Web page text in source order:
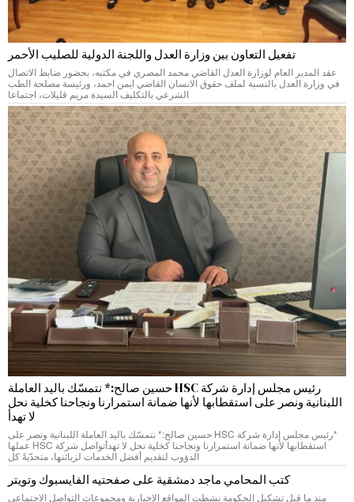
تفعيل التعاون بين وزارة العدل واللجنة الدولية للصليب الأحمر
عقد المدير العام لوزارة العدل القاضي محمد المصري في مكتبه، بحضور ضابط الاتصال
في وزارة العدل بالنسبة لملف حقوق الانسان القاضي ايمن احمد، ورئيسة مصلحة الطب
الشرعي بالتكليف السيدة مريم قليلات، اجتماعا
رئيس مجلس إدارة شركة HSC حسين صالح:* نتمسّك باليد العاملة
اللبنانية ونصر على استقطابها لأنها ضمانة استمرارنا ونجاحنا كخلية نحل
لا تهدأ
*رئيس مجلس إدارة شركة HSC حسين صالح:* نتمسّك باليد العاملة اللبنانية ونصر على
استقطابها لأنها ضمانة استمرارنا ونجاحنا كخلية نحل لا تهدأتواصل شركة HSC عملها
الدؤوب لتقديم أفضل الخدمات لزبائنها، متحدّيةً كل
كتب المحامي ماجد دمشقية على صفحتيه الفايسبوك وتويتر
منذ ما قبل تشكيل الحكومة نشطت المواقع الإخبارية ومجموعات التواصل الاجتماعي